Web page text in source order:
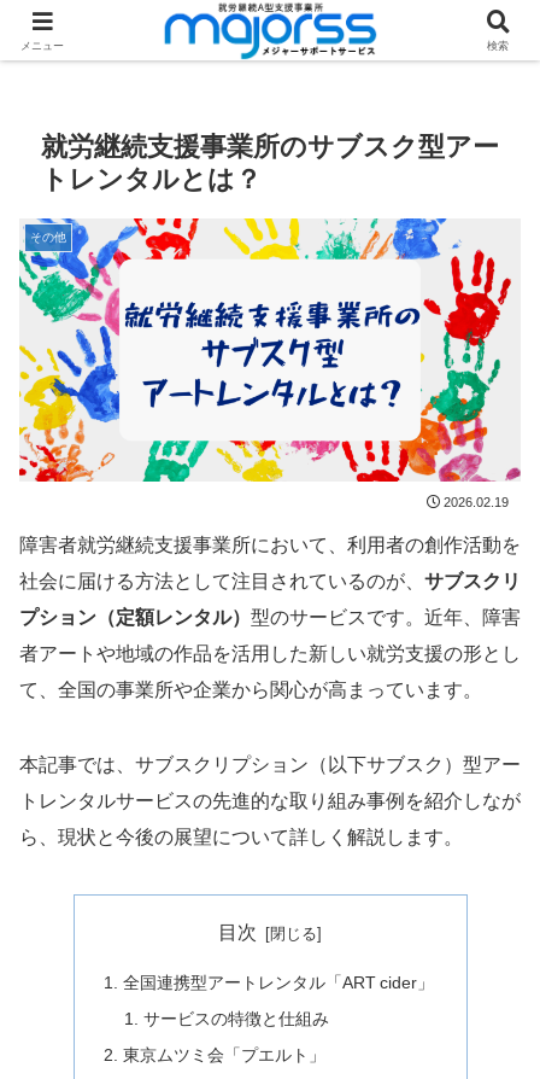
その他
就労継続支援事業所のサブスク型アー
トレンタルとは？
その他
2026.02.19
障害者就労継続支援事業所において、利用者の創作活動を
社会に届ける方法として注目されているのが、 サブスクリ
プション（定額レンタル） 型のサービスです。近年、障害
者アートや地域の作品を活用した新しい就労支援の形とし
て、全国の事業所や企業から関心が高まっています。
本記事では、サブスクリプション（以下サブスク）型アー
トレンタルサービスの先進的な取り組み事例を紹介しなが
ら、現状と今後の展望について詳しく解説します。
目次
全国連携型アートレンタル「ART cider」
サービスの特徴と仕組み
東京ムツミ会「プエルト」
メニュー 検索